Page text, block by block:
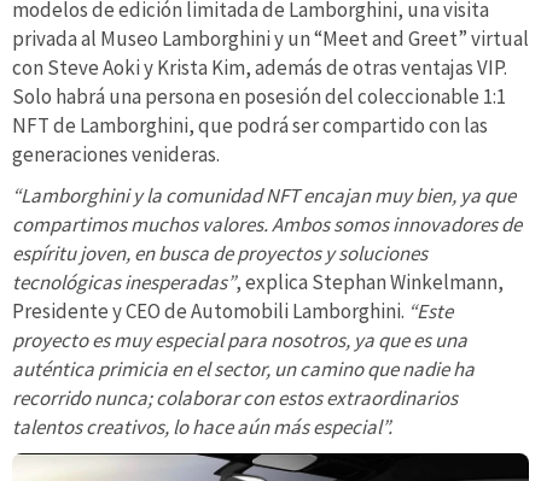
modelos de edición limitada de Lamborghini, una visita
privada al Museo Lamborghini y un “Meet and Greet” virtual
con Steve Aoki y Krista Kim, además de otras ventajas VIP.
Solo habrá una persona en posesión del coleccionable 1:1
NFT de Lamborghini, que podrá ser compartido con las
generaciones venideras.
“Lamborghini y la comunidad NFT encajan muy bien, ya que
compartimos muchos valores. Ambos somos innovadores de
espíritu joven, en busca de proyectos y soluciones
tecnológicas inesperadas”, explica Stephan Winkelmann,
Presidente y CEO de Automobili Lamborghini. “Este
proyecto es muy especial para nosotros, ya que es una
auténtica primicia en el sector, un camino que nadie ha
recorrido nunca; colaborar con estos extraordinarios
talentos creativos, lo hace aún más especial”.